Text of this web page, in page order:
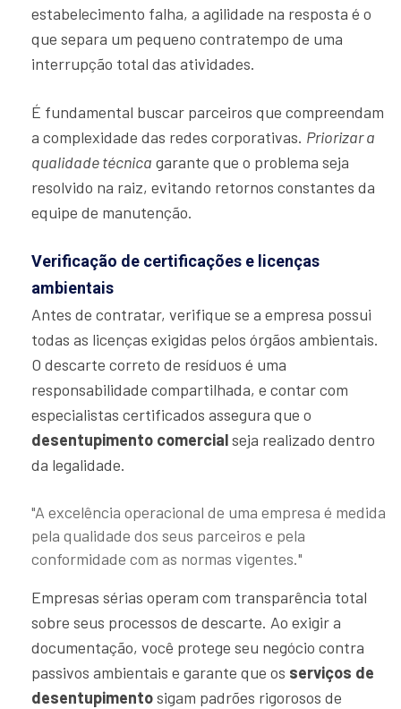
estabelecimento falha, a agilidade na resposta é o
que separa um pequeno contratempo de uma
interrupção total das atividades.
É fundamental buscar parceiros que compreendam
a complexidade das redes corporativas. Priorizar a
qualidade técnica garante que o problema seja
resolvido na raiz, evitando retornos constantes da
equipe de manutenção.
Verificação de certificações e licenças
ambientais
Antes de contratar, verifique se a empresa possui
todas as licenças exigidas pelos órgãos ambientais.
O descarte correto de resíduos é uma
responsabilidade compartilhada, e contar com
especialistas certificados assegura que o
desentupimento comercialseja realizado dentro
da legalidade.
"A excelência operacional de uma empresa é medida
pela qualidade dos seus parceiros e pela
conformidade com as normas vigentes."
Empresas sérias operam com transparência total
sobre seus processos de descarte. Ao exigir a
documentação, você protege seu negócio contra
passivos ambientais e garante que os serviços de
desentupimentosigam padrões rigorosos de